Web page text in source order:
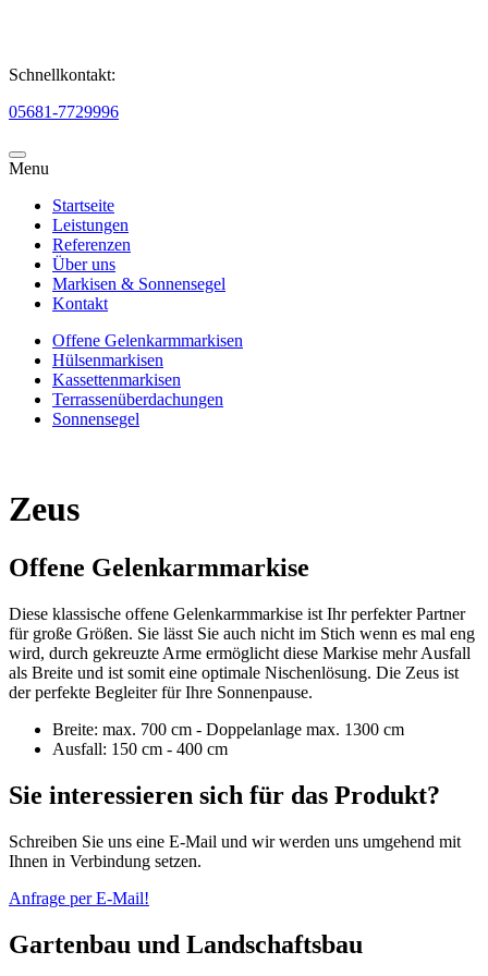
Schnellkontakt:
05681-7729996
Menu
Startseite
Leistungen
Referenzen
Über uns
Markisen & Sonnensegel
Kontakt
Offene Gelenkarmmarkisen
Hülsenmarkisen
Kassettenmarkisen
Terrassenüberdachungen
Sonnensegel
Zeus
Offene Gelenkarmmarkise
Diese klassische offene Gelenkarmmarkise ist Ihr perfekter Partner
für große Größen. Sie lässt Sie auch nicht im Stich wenn es mal eng
wird, durch gekreuzte Arme ermöglicht diese Markise mehr Ausfall
als Breite und ist somit eine optimale Nischenlösung. Die Zeus ist
der perfekte Begleiter für Ihre Sonnenpause.
Breite: max. 700 cm - Doppelanlage max. 1300 cm
Ausfall: 150 cm - 400 cm
Sie interessieren sich für das Produkt?
Schreiben Sie uns eine E-Mail und wir werden uns umgehend mit
Ihnen in Verbindung setzen.
Anfrage per E-Mail!
Gartenbau und Landschaftsbau